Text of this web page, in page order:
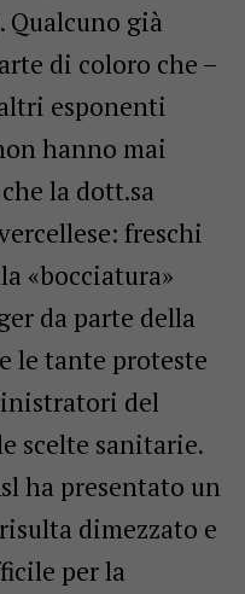
Qualcuno già
di coloro che –
esponenti
hanno mai
la dott.sa
freschi
«bocciatura»
da parte della
le tante proteste
del
scelte sanitarie.
ha presentato un
dimezzato e
per la